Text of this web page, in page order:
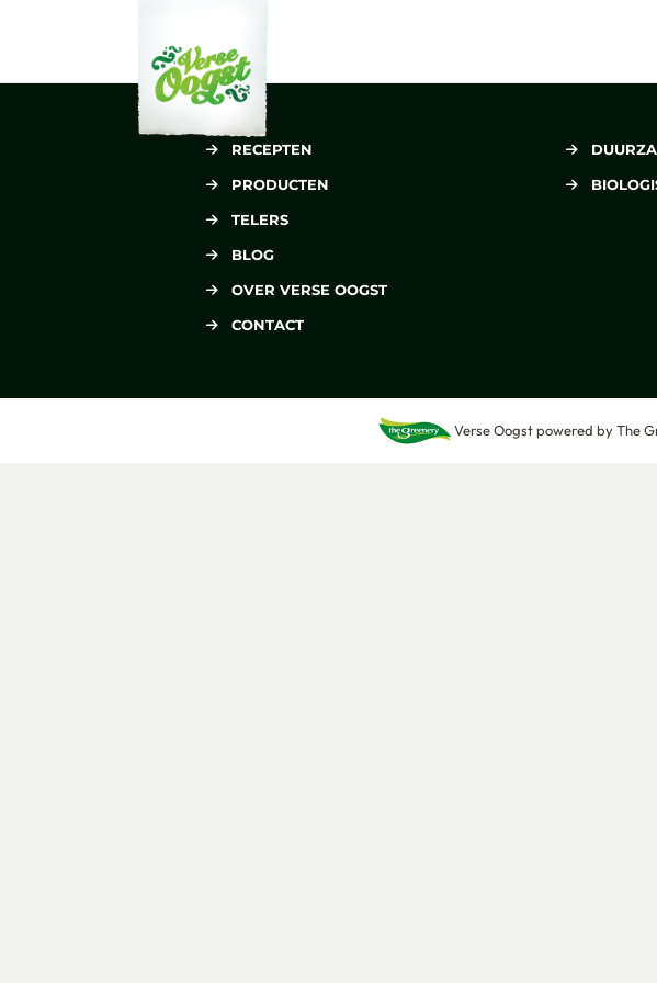
RECEPTEN
PRODUCTEN
TELERS
BLOG
OVER VERSE OOGST
CONTACT
Verse Oogstpowered byThe